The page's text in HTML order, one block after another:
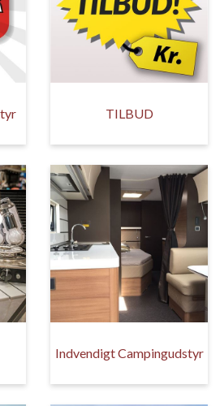
TILBUD
Indvendigt Campingudstyr